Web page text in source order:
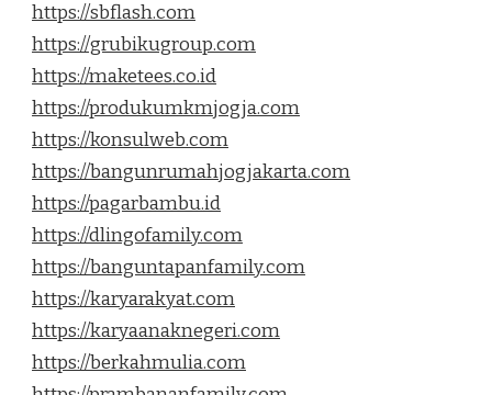
https://sbflash.com
https://grubikugroup.com
https://maketees.co.id
https://produkumkmjogja.com
https://konsulweb.com
https://bangunrumahjogjakarta.com
https://pagarbambu.id
https://dlingofamily.com
https://banguntapanfamily.com
https://karyarakyat.com
https://karyaanaknegeri.com
https://berkahmulia.com